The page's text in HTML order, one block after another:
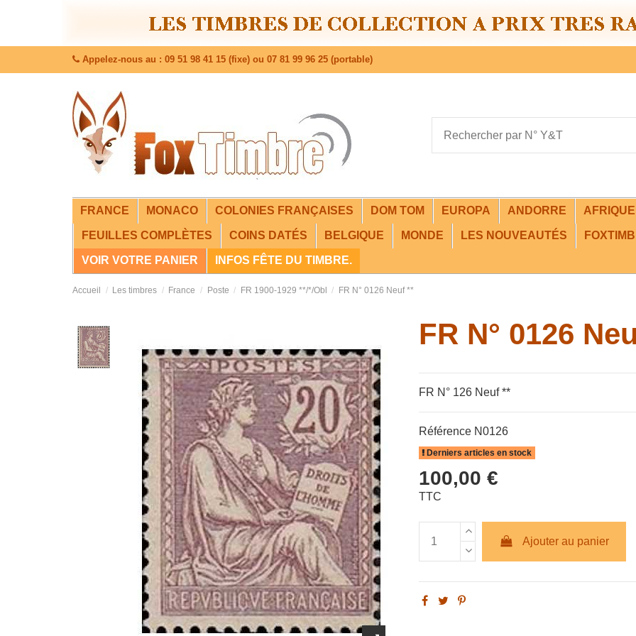
Appelez-nous au : 09 51 98 41 15 (fixe) ou 07 81 99 96 25 (portable)
FRANCE MONACO COLONIES FRANÇAISES DOM TOM EUROPA ANDORRE
FEUILLES COMPLÈTES COINS DATÉS BELGIQUE MONDE LES NOUVEAUTÉS
VOIR VOTRE PANIER INFOS FÊTE DU TIMBRE.
Accueil Les timbres France Poste FR 1900-1929 **/*/Obl FR N° 0126 Neuf **
FR N° 0126
FR N° 126 Neuf **
Référence N0126
Derniers articles en stock
100,00 €
TTC
Ajouter au panier